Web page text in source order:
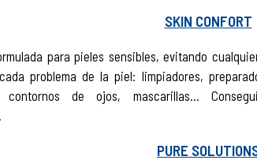
SKIN CONFORT
para pieles sensibles, evitando
problema de la piel: limpiadores,
contornos de ojos, mascarillas…
PURE